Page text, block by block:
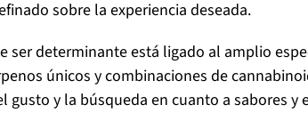
sobre la experiencia deseada.
ser determinante está ligado al amplio
únicos y combinaciones de
gusto y la búsqueda en cuanto a sabores